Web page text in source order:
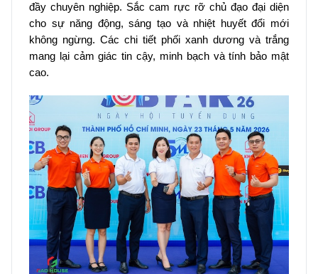
đầy chuyên nghiệp. Sắc cam rực rỡ chủ đạo đại diện
cho sự năng động, sáng tạo và nhiệt huyết đổi mới
không ngừng. Các chi tiết phối xanh dương và trắng
mang lại cảm giác tin cậy, minh bạch và tính bảo mật
cao.